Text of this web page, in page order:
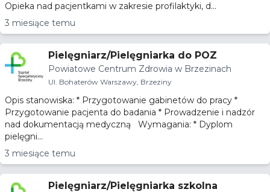
Opieka nad pacjentkami w zakresie profilaktyki, d...
3 miesiące temu
Pielęgniarz/Pielęgniarka do POZ
Powiatowe Centrum Zdrowia w Brzezinach
Ul. Bohaterów Warszawy, Brzeziny
Opis stanowiska: * Przygotowanie gabinetów do pracy *
Przygotowanie pacjenta do badania * Prowadzenie i nadzór
nad dokumentacją medyczną Wymagania: * Dyplom
pielęgni...
3 miesiące temu
Pielęgniarz/Pielęgniarka szkolna